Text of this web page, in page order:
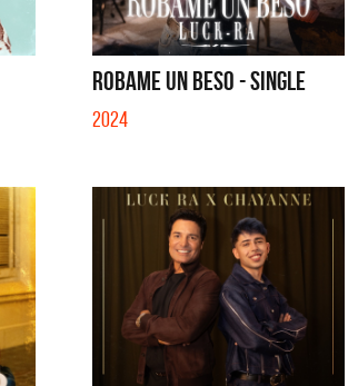
ROBAME UN BESO - SINGLE
2024